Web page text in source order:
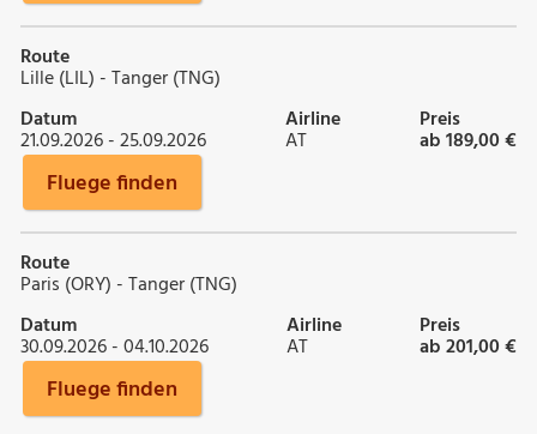
Route
Lille (LIL) - Tanger (TNG)
Datum
21.09.2026 - 25.09.2026
Airline
AT
Preis
ab 189,00 €
Fluege finden
Route
Paris (ORY) - Tanger (TNG)
Datum
30.09.2026 - 04.10.2026
Airline
AT
Preis
ab 201,00 €
Fluege finden